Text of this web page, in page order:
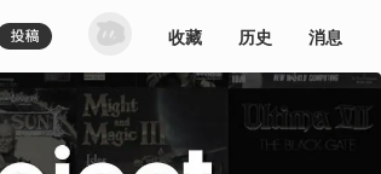
收藏 历史 消息